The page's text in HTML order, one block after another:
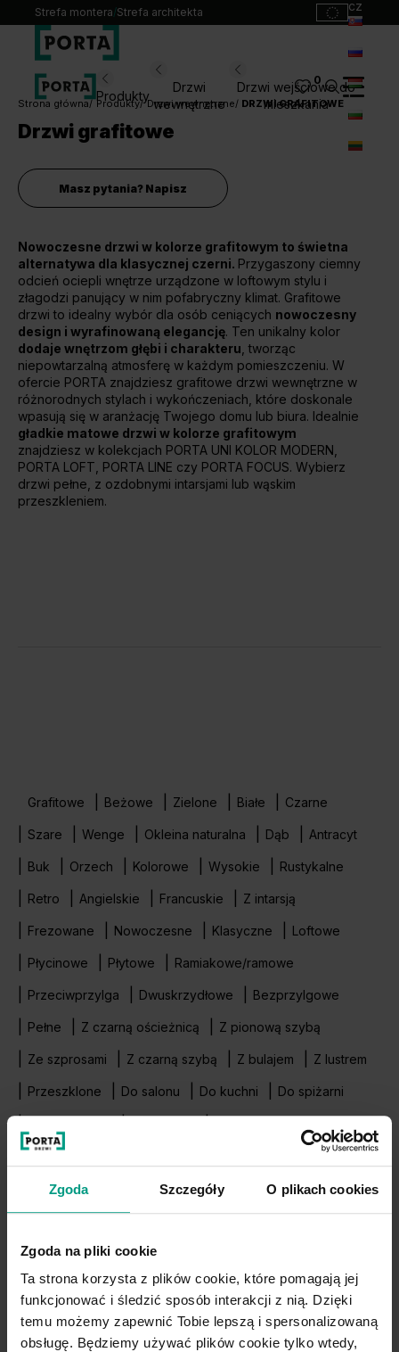
Zgoda Szczegóły O plikach cookies
Zgoda na pliki cookie
Ta strona korzysta z plików cookie, które pomagają jej
funkcjonować i śledzić sposób interakcji z nią. Dzięki
temu możemy zapewnić Tobie lepszą i spersonalizowaną
obsługę. Będziemy używać plików cookie tylko wtedy,
Strefa montera/Strefa architekta cz
hu
Produkty
Drzwi
wewnętrzne
Drzwi wejściowe do
mieszkania
0
Wybierz swoje drzwi
Produkty
Punkty sprzedaży
Katalogi
Monterzy
Pliki do pobrania
Biuro prasowe
O nas
Blog
Unia Europejska
Extranet
Dla sygnalisty
Strona główna Produkty Drzwi wewnętrzne DRZWI GRAFITOWE
Drzwi grafitowe
Masz pytania? Napisz
Nowoczesne drzwi w kolorze grafitowym to świetna
alternatywa dla klasycznej czerni. Przygaszony ciemny
odcień ociepli wnętrze urządzone w loftowym stylu i
złagodzi panujący w nim pofabryczny klimat. Grafitowe
drzwi to idealny wybór dla osób ceniących nowoczesny
design i wyrafinowaną elegancję. Ten unikalny kolor
dodaje wnętrzom głębi i charakteru , tworząc
niepowtarzalną atmosferę w każdym pomieszczeniu. W
ofercie PORTA znajdziesz grafitowe drzwi wewnętrzne w
różnorodnych stylach i wykończeniach, które doskonale
wpasują się w aranżację Twojego domu lub biura. Idealnie
gładkie matowe drzwi w kolorze grafitowym
znajdziesz w kolekcjach PORTA UNI KOLOR MODERN,
PORTA LOFT, PORTA LINE czy PORTA FOCUS. Wybierz
drzwi pełne, z ozdobnymi intarsjami lub wąskim
przeszkleniem.
Grafitowe Beżowe Zielone Białe Czarne
Szare Wenge Okleina naturalna Dąb Antracyt
Buk Orzech Kolorowe Wysokie Rustykalne
Retro Angielskie Francuskie Z intarsją
Frezowane Nowoczesne Klasyczne Loftowe
Płycinowe Płytowe Ramiakowe/ramowe
Przeciwprzylga Dwuskrzydłowe Bezprzylgowe
Pełne Z czarną ościeżnicą Z pionową szybą
Ze szprosami Z czarną szybą Z bulajem Z lustrem
Przeszklone Do salonu Do kuchni Do spiżarni
Przesuwne, naścienne